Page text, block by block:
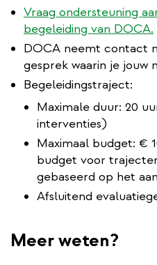
Vraag ondersteuning
begeleiding van DOCA.
DOCA neemt contact
gesprek waarin je jouw
Begeleidingstraject:
Maximale duur: 20
interventies)
Maximaal budget: €
budget voor
gebaseerd op het
Afsluitend
Meer weten?